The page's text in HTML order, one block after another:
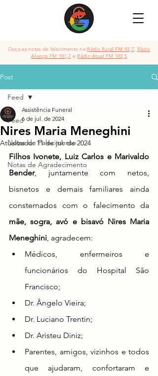
Ouça as notas de falecimento na Rádio Rural FM 93,7, Rádio
Aliança FM 101,7 e Rádio Atual FM 103,5
Post
Feed
Notas de Falecimento
Notas de Agradecimento
Feed
Nires Maria Meneghini
Assistência Funeral
6 de jul. de 2024
Atualizado:11 de jul. de 2024
Filhos Ivonete, Luiz Carlos e Marivaldo
Bender, juntamente com netos,
bisnetos e demais familiares ainda
mãe, sogra, avó e bisavó Nires Maria
Meneghini, agradecem:
Médicos, enfermeiros e
funcionários do Hospital São
Francisco;
Dr. Ângelo Vieira;
Dr. Luciano Trentin;
Dr. Aristeu Diniz;
Parentes, amigos, vizinhos e todos
que ajudaram, confortaram e